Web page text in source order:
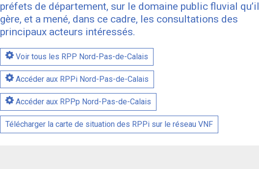
préfets de département, sur le domaine public fluvial qu’il
gère, et a mené, dans ce cadre, les consultations des
principaux acteurs intéressés.
Voir tous les RPP Nord-Pas-de-Calais
Accéder aux RPPi Nord-Pas-de-Calais
Accéder aux RPPp Nord-Pas-de-Calais
Télécharger la carte de situation des RPPi sur le réseau VNF